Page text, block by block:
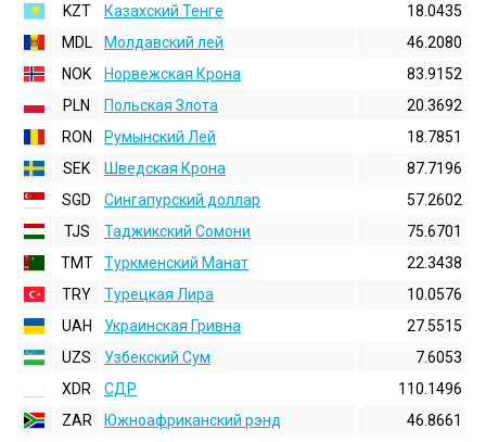
KZT
Казахский Тенге
18.0435
MDL
Молдавский лей
46.2080
NOK
Норвежская Крона
83.9152
PLN
Польская Злота
20.3692
RON
Румынский Лей
18.7851
SEK
Шведская Крона
87.7196
SGD
Сингапурский доллар
57.2602
TJS
Таджикский Сомони
75.6701
TMT
Туркменский Манат
22.3438
TRY
Турецкая Лира
10.0576
UAH
Украинская Гривна
27.5515
UZS
Узбекский Сум
7.6053
XDR
СДР
110.1496
ZAR
Южноафриканский рэнд 46.8661